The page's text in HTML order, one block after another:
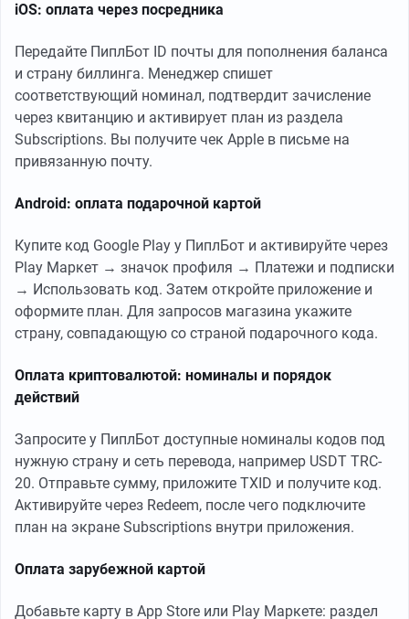
iOS: оплата через посредника
Передайте ПиплБот ID почты для пополнения баланса
и страну биллинга. Менеджер спишет
соответствующий номинал, подтвердит зачисление
через квитанцию и активирует план из раздела
Subscriptions. Вы получите чек Apple в письме на
привязанную почту.
Android: оплата подарочной картой
Купите код Google Play у ПиплБот и активируйте через
Play Маркет → значок профиля → Платежи и подписки
→ Использовать код. Затем откройте приложение и
оформите план. Для запросов магазина укажите
страну, совпадающую со страной подарочного кода.
Оплата криптовалютой: номиналы и порядок
действий
Запросите у ПиплБот доступные номиналы кодов под
нужную страну и сеть перевода, например USDT TRC-
20. Отправьте сумму, приложите TXID и получите код.
Активируйте через Redeem, после чего подключите
план на экране Subscriptions внутри приложения.
Оплата зарубежной картой
Добавьте карту в App Store или Play Маркете: раздел